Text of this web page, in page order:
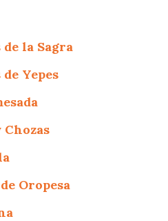
de la Sagra
de Yepes
Chozas
Oropesa